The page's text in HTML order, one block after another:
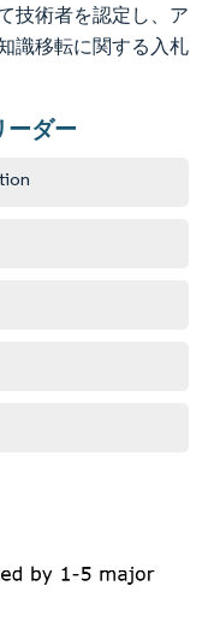
技術者を認定し、ア
識移転に関する入札
ーダー